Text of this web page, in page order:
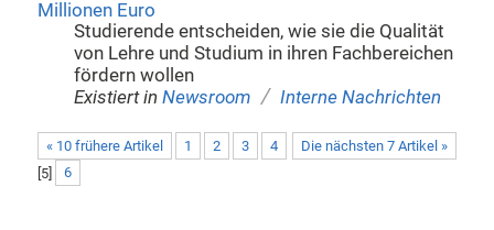
Millionen Euro
Studierende entscheiden, wie sie die Qualität
von Lehre und Studium in ihren Fachbereichen
fördern wollen
Existiert in Newsroom / Interne Nachrichten
« 10 frühere Artikel Die nächsten 7 Artikel »
1 2 3
4
[5] 6